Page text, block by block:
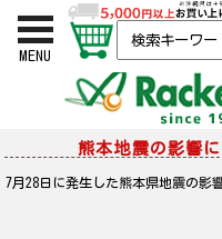
MENU
熊本地震の影響
7月28日に発生した熊本県地震の影